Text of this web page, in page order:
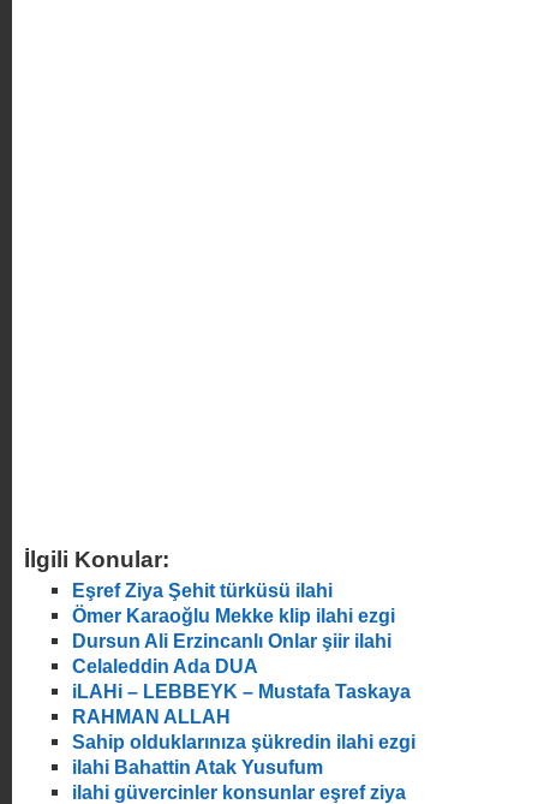
İlgili Konular:
Eşref Ziya Şehit türküsü ilahi
Ömer Karaoğlu Mekke klip ilahi ezgi
Dursun Ali Erzincanlı Onlar şiir ilahi
Celaleddin Ada DUA
iLAHi – LEBBEYK – Mustafa Taskaya
RAHMAN ALLAH
Sahip olduklarınıza şükredin ilahi ezgi
ilahi Bahattin Atak Yusufum
ilahi güvercinler konsunlar eşref ziya